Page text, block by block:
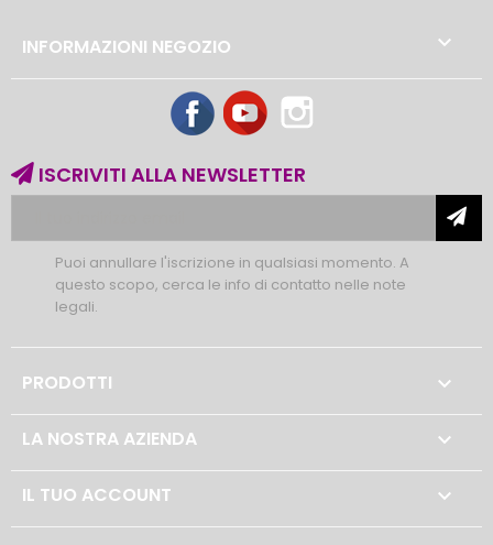
INFORMAZIONI NEGOZIO 
FacebookYouTube
ISCRIVITI ALLA NEWSLETTER
Puoi annullare l'iscrizione in qualsiasi momento. A
questo scopo, cerca le info di contatto nelle note
legali.
PRODOTTI 
LA NOSTRA AZIENDA 
IL TUO ACCOUNT 